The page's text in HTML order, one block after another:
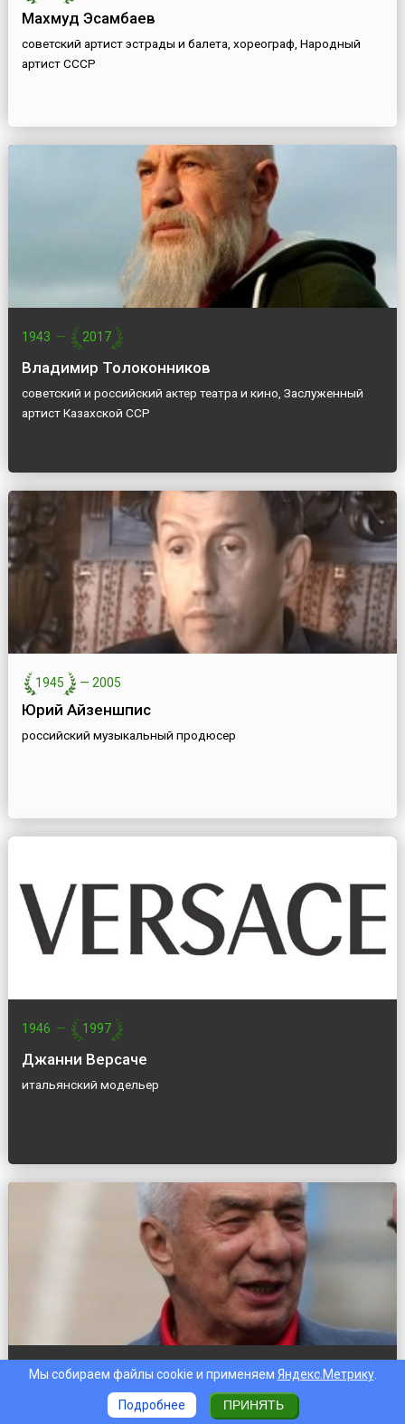
Махмуд Эсамбаев
советский артист эстрады и балета, хореограф, Народный
артист СССР
1943 — 2017
Владимир Толоконников
советский и российский актер театра и кино, Заслуженный
артист Казахской ССР
1945 — 2005
Юрий Айзеншпис
российский музыкальный продюсер
1946 — 1997
Джанни Версаче
итальянский модельер
1948 — 2022
Георгий Ярцев
Мы собираем файлы cookie и применяем Яндекс.Метрику.
Подробнее ПРИНЯТЬ